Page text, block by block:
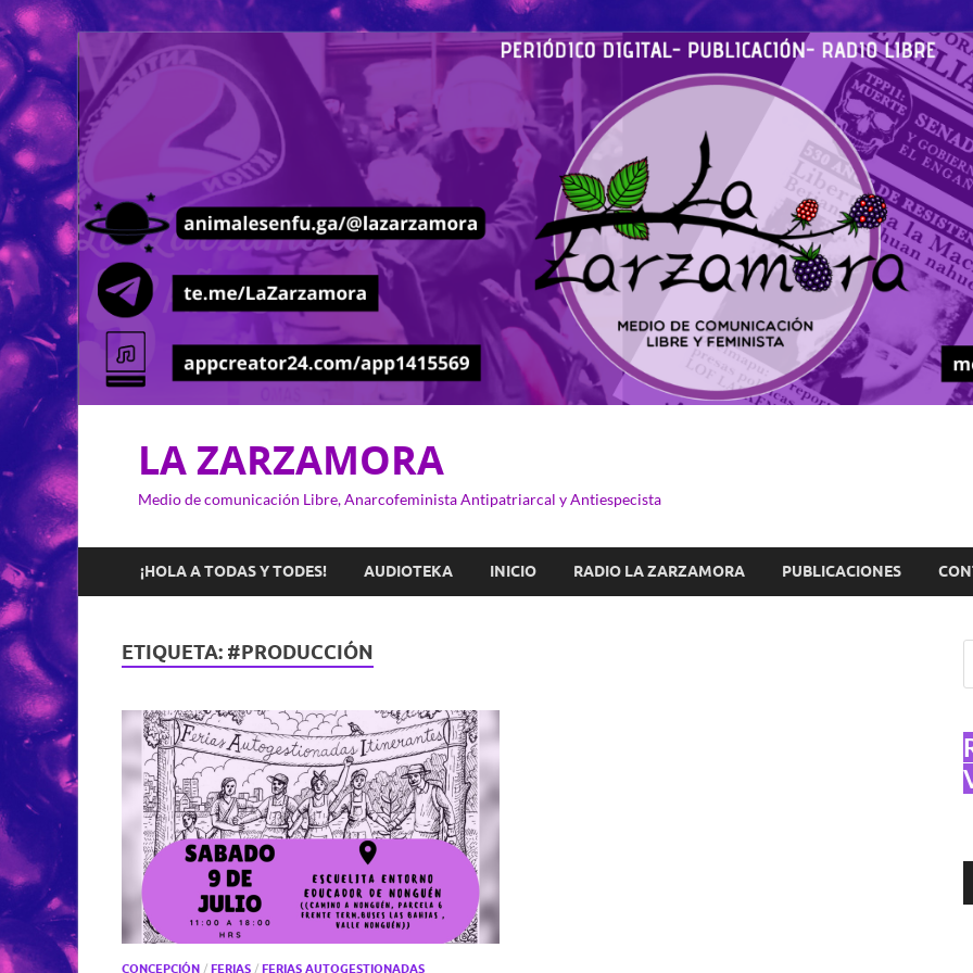
LA ZARZAMORA
Medio de comunicación Libre, Anarcofeminista Antipatriarcal y Antiespecista
¡HOLA A TODAS Y TODES! AUDIOTEKA INICIO RADIO LA ZARZAMORA PUBLICACIONES
ETIQUETA: #PRODUCCIÓN
CONCEPCIÓN / FERIAS / FERIAS AUTOGESTIONADAS